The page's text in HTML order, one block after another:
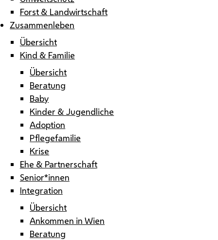
Forst & Landwirtschaft
Zusammenleben
Übersicht
Kind & Familie
Übersicht
Beratung
Baby
Kinder & Jugendliche
Adoption
Pflegefamilie
Krise
Ehe & Partnerschaft
Senior*innen
Integration
Übersicht
Ankommen in Wien
Beratung